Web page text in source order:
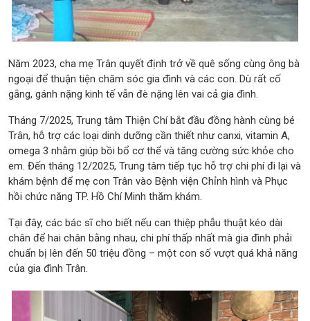
Năm 2023, cha mẹ Trân quyết định trở về quê sống cùng ông bà
ngoại để thuận tiện chăm sóc gia đình và các con. Dù rất cố
gắng, gánh nặng kinh tế vẫn đè nặng lên vai cả gia đình.
Tháng 7/2025, Trung tâm Thiện Chí bắt đầu đồng hành cùng bé
Trân, hỗ trợ các loại dinh dưỡng cần thiết như canxi, vitamin A,
omega 3 nhằm giúp bồi bổ cơ thể và tăng cường sức khỏe cho
em. Đến tháng 12/2025, Trung tâm tiếp tục hỗ trợ chi phí đi lại và
khám bệnh để mẹ con Trân vào Bệnh viện Chỉnh hình và Phục
hồi chức năng TP. Hồ Chí Minh thăm khám.
Tại đây, các bác sĩ cho biết nếu can thiệp phẫu thuật kéo dài
chân để hai chân bằng nhau, chi phí thấp nhất mà gia đình phải
chuẩn bị lên đến 50 triệu đồng – một con số vượt quá khả năng
của gia đình Trân.